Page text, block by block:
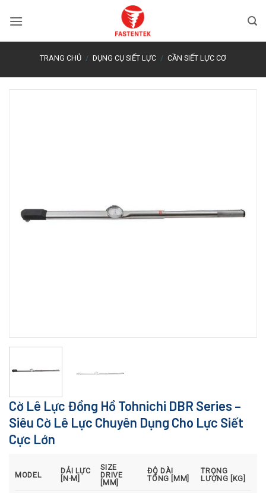
qua
TRANG CHỦ / DỤNG CỤ SIẾT LỰC / CẦN SIẾT LỰC CƠ
Cờ Lê Lực Đồng Hồ Tohnichi DBR Series –
Siêu Cờ Lê Lực Chuyên Dụng Cho Lực Siết
Cực Lớn
MODEL
DẢI LỰC
[N·M]
SIZE
DRIVE
[MM]
ĐỘ DÀI
TỔNG [MM]
TRỌNG
LƯỢNG [KG]